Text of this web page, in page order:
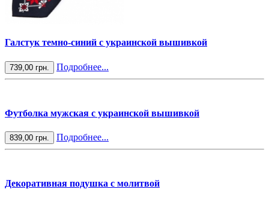
Галстук темно-синий с украинской вышивкой
739,00 грн. Подробнее...
Футболка мужская с украинской вышивкой
839,00 грн. Подробнее...
Декоративная подушка с молитвой